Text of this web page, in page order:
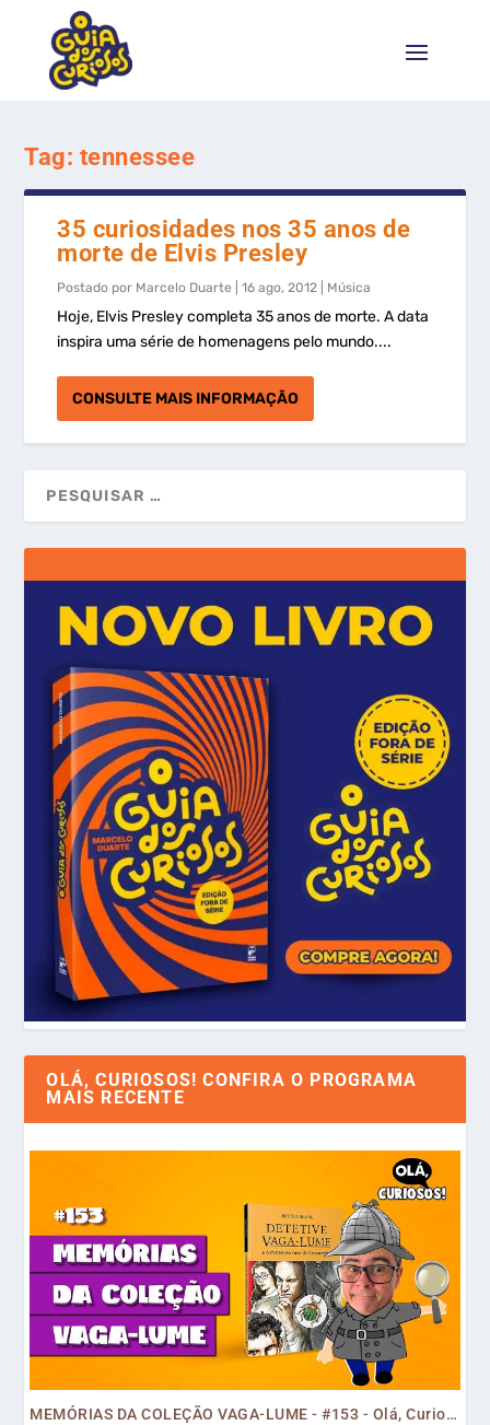
Tag: tennessee
35 curiosidades nos 35 anos de
morte de Elvis Presley
Postado por Marcelo Duarte |16 ago, 2012 Música
Hoje, Elvis Presley completa 35 anos de morte. A data
inspira uma série de homenagens pelo mundo....
CONSULTE MAIS INFORMAÇÃO
OLÁ, CURIOSOS! CONFIRA O PROGRAMA
MAIS RECENTE
MEMÓRIAS DA COLEÇÃO VAGA-LUME - #153 - Olá, Curiosos! 2023